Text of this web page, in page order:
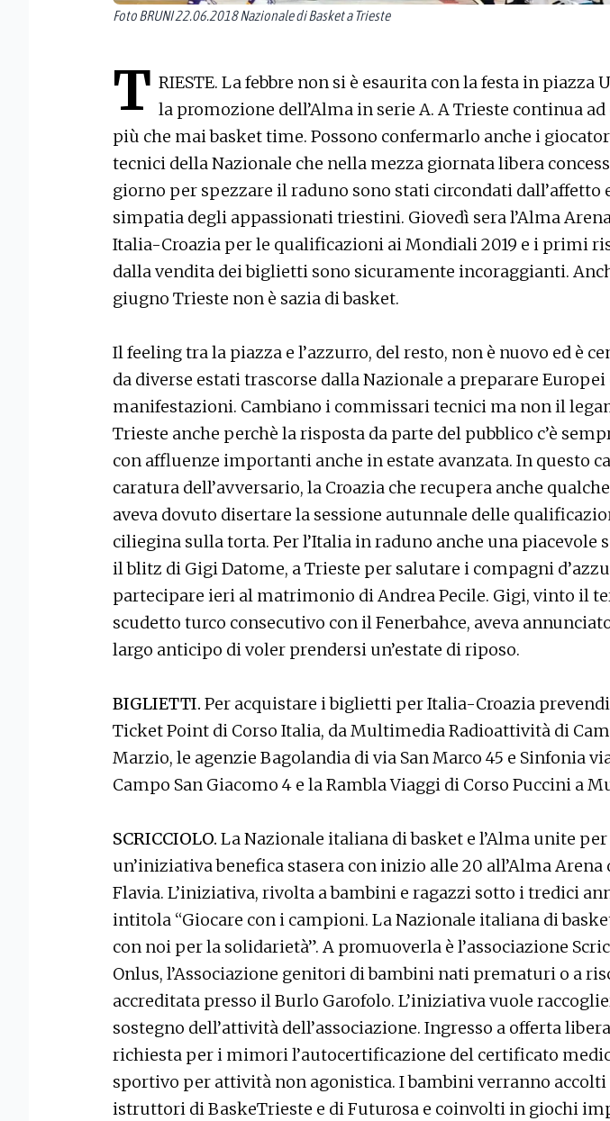
Foto BRUNI 22.06.2018 Nazionale di Basket a Trieste
T RIESTE. La febbre non si è esaurita con la festa in piazza
la promozione dell’Alma in serie A. A Trieste continua ad
più che mai basket time. Possono confermarlo anche i
tecnici della Nazionale che nella mezza giornata libera
giorno per spezzare il raduno sono stati circondati dall’affetto
simpatia degli appassionati triestini. Giovedì sera l’Alma
Italia-Croazia per le qualificazioni ai Mondiali 2019 e i primi
dalla vendita dei biglietti sono sicuramente incoraggianti.
giugno Trieste non è sazia di basket.
Il feeling tra la piazza e l’azzurro, del resto, non è nuovo ed è
da diverse estati trascorse dalla Nazionale a preparare Europei
manifestazioni. Cambiano i commissari tecnici ma non il
Trieste anche perchè la risposta da parte del pubblico c’è
con affluenze importanti anche in estate avanzata. In questo
caratura dell’avversario, la Croazia che recupera anche
aveva dovuto disertare la sessione autunnale delle
ciliegina sulla torta. Per l’Italia in raduno anche una piacevole
il blitz di Gigi Datome, a Trieste per salutare i compagni
partecipare ieri al matrimonio di Andrea Pecile. Gigi, vinto il
scudetto turco consecutivo con il Fenerbahce, aveva
largo anticipo di voler prendersi un’estate di riposo.
BIGLIETTI. Per acquistare i biglietti per Italia-Croazia
Ticket Point di Corso Italia, da Multimedia Radioattività di
Marzio, le agenzie Bagolandia di via San Marco 45 e Sinfonia
Campo San Giacomo 4 e la Rambla Viaggi di Corso Puccini a
SCRICCIOLO. La Nazionale italiana di basket e l’Alma unite per
un’iniziativa benefica stasera con inizio alle 20 all’Alma Arena
Flavia. L’iniziativa, rivolta a bambini e ragazzi sotto i tredici
intitola “Giocare con i campioni. La Nazionale italiana di
con noi per la solidarietà”. A promuoverla è l’associazione
Onlus, l’Associazione genitori di bambini nati prematuri o a
accreditata presso il Burlo Garofolo. L’iniziativa vuole
sostegno dell’attività dell’associazione. Ingresso a offerta
richiesta per i mimori l’autocertificazione del certificato
sportivo per attività non agonistica. I bambini verranno
istruttori di BaskeTrieste e di Futurosa e coinvolti in giochi